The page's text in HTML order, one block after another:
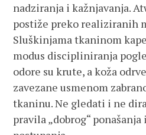
nadziranja i kažnjavanja.
postiže preko realiziranih
Sluškinjama tkaninom
modus discipliniranja
odore su krute, a koža
zavezane usmenom
tkaninu. Ne gledati i ne
pravila „dobrog“ ponašanja